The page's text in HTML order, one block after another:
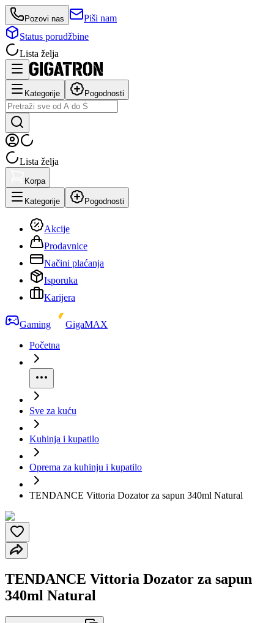
Pozovi nas
Piši nam
Status porudžbine
Lista želja
Kategorije Pogodnosti
Lista želja
Korpa
Kategorije Pogodnosti
Akcije
Prodavnice
Načini plaćanja
Isporuka
Karijera
Gaming
GigaMAX
Početna
Sve za kuću
Kuhinja i kupatilo
Oprema za kuhinju i kupatilo
TENDANCE Vittoria Dozator za sapun 340ml Natural
TENDANCE Vittoria Dozator za sapun
340ml Natural